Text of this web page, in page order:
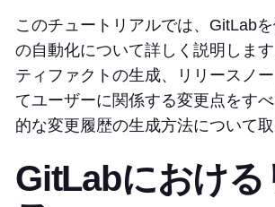
このチュートリアルでは、GitLab
の自動化について詳しく説明しま
ティファクトの生成、リリースノ
てユーザーに関係する変更点をす
的な変更履歴の生成方法について取
GitLabにおける